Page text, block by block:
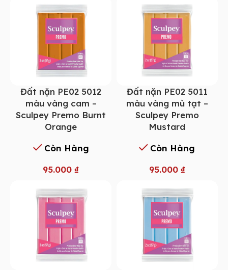
Đất nặn PE02 5012
màu vàng cam –
Sculpey Premo Burnt
Orange
Còn Hàng
95.000 ₫
Đất nặn PE02 5011
màu vàng mù tạt –
Sculpey Premo
Mustard
Còn Hàng
95.000 ₫